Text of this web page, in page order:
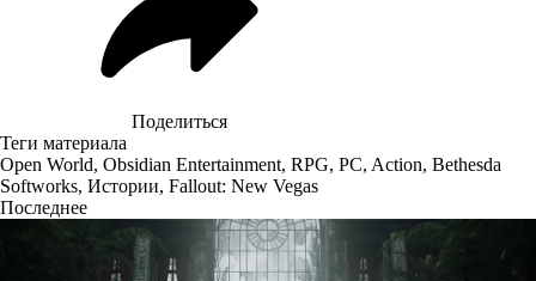
Поделиться
Теги материала
Open World, Obsidian Entertainment, RPG, PC, Action, Bethesda
Softworks, Истории, Fallout: New Vegas
Последнее